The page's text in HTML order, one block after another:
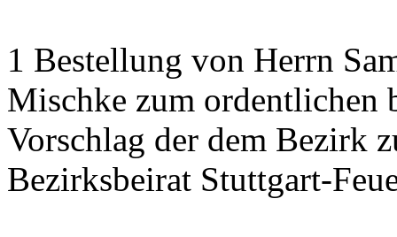
1 Bestellung von Herrn
Mischke zum ordentlichen
Vorschlag der dem Bezirk
Bezirksbeirat Stuttgart-